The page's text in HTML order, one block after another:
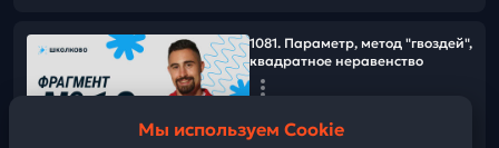
1081. Параметр, метод "гвоздей",
квадратное неравенство
02 октября 2025 г., 14:00
Мы используем Cookie